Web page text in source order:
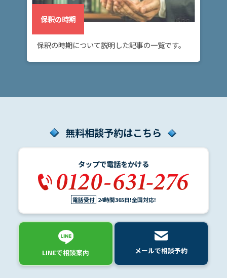
保釈の時期
保釈の時期について説明した記事の一覧です。
無料相談予約はこちら
タップで電話をかける
電話受付 24時間365日!全国対応!
LINEで相談案内 メールで相談予約